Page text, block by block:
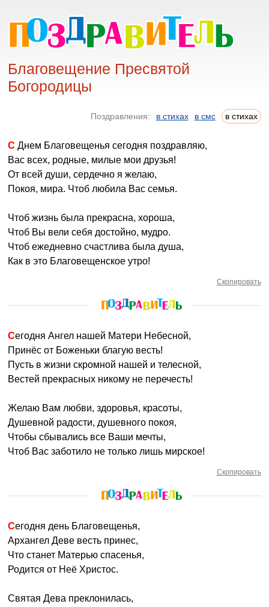
Благовещение Пресвятой
Богородицы
Поздравления: в стихах в смс в стихах
С Днем Благовещенья сегодня поздравляю,
Вас всех, родные, милые мои друзья!
От всей души, сердечно я желаю,
Покоя, мира. Чтоб любила Вас семья.
Чтоб жизнь была прекрасна, хороша,
Чтоб Вы вели себя достойно, мудро.
Чтоб ежедневно счастлива была душа,
Как в это Благовещенское утро!
Скопировать
Сегодня Ангел нашей Матери Небесной,
Принёс от Боженьки благую весть!
Пусть в жизни скромной нашей и телесной,
Вестей прекрасных никому не перечесть!
Желаю Вам любви, здоровья, красоты,
Душевной радости, душевного покоя,
Чтобы сбывались все Ваши мечты,
Чтоб Вас заботило не только лишь мирское!
Скопировать
Сегодня день Благовещенья,
Архангел Деве весть принес,
Что станет Матерью спасенья,
Родится от Неё Христос.
Святая Дева преклонилась,